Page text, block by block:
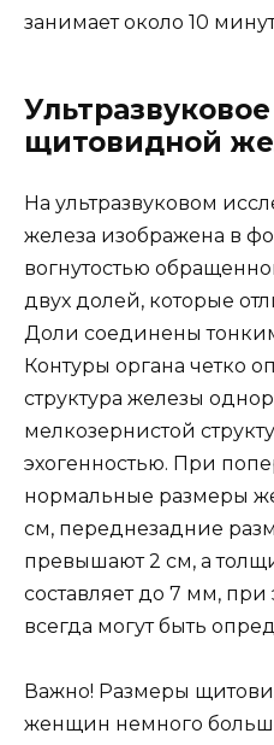
занимает около 10
щитовидной
На ультразвуковом
железа изображена в
вогнутостью
двух долей, которые
Доли соединены
Контуры органа четко
структура железы
мелкозернистой
эхогенностью. При
нормальные размеры
см, переднезадние
превышают 2 см, а
составляет до 7 мм,
всегда могут быть
Важно! Размеры
женщин немного